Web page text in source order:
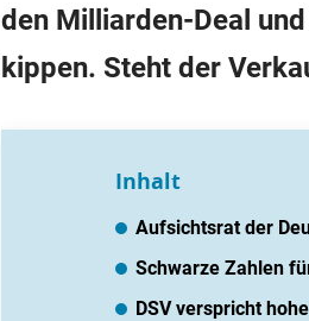
den Milliarden-Deal
kippen. Steht der
Inhalt
Aufsichtsrat der
Schwarze Zahlen
DSV verspricht